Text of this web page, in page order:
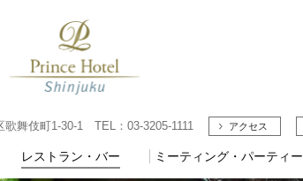
舞伎町1-30-1 TEL：03-3205-1111 アクセス
レストラン・バー ミーティング・パーティー